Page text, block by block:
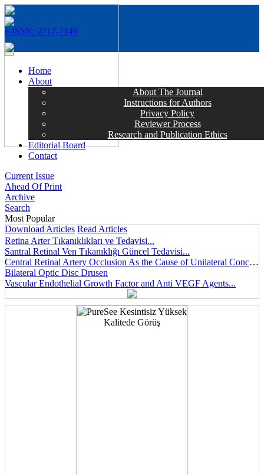
e-ISSN: 2717-7149
MENÜ
Home
About
About The Journal
Instructions for Authors
Privacy Policy
Reviewer Process
Research and Publication Ethics
Editorial Board
Contact
Current Issue
Ahead Of Print
Archive
Search
Most Popular
Download Articles Read Articles
Retina Arter Tıkanıklıkları ve Tedavisi...
Santral Retinal Ven Tıkanıklığı Güncel Tedavisi...
Central Retinal Artery Occlusion As the Cause of Unilateral Concentric Narrowing of Visual Field and Presence of Cilioretinal Artery...
Bilateral Optic Disc Drusen
Vascular Endothelial Growth Factor and Anti VEGF Agents...